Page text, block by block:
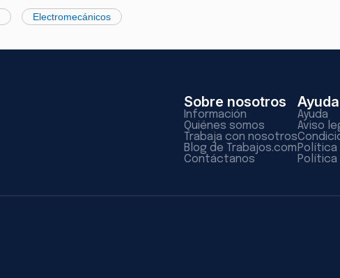
Electromecánicos
Sobre nosotros
Información
Quiénes somos
Trabaja con nosotros
Blog de Trabajos.com
Contáctanos
Ayuda
Ayuda
Aviso